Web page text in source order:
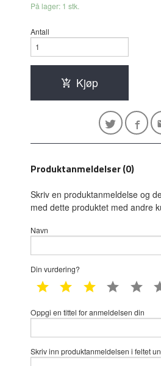
På lager: 1 stk.
Antall
Kjøp
Produktanmeldelser (0)
Skriv en produktanmeldelse og
med dette produktet med andre
Navn
Din vurdering?
1 star 2 star 3 star 4 star 5
Oppgi en tittel for anmeldelsen din
Skriv inn produktanmeldelsen i feltet